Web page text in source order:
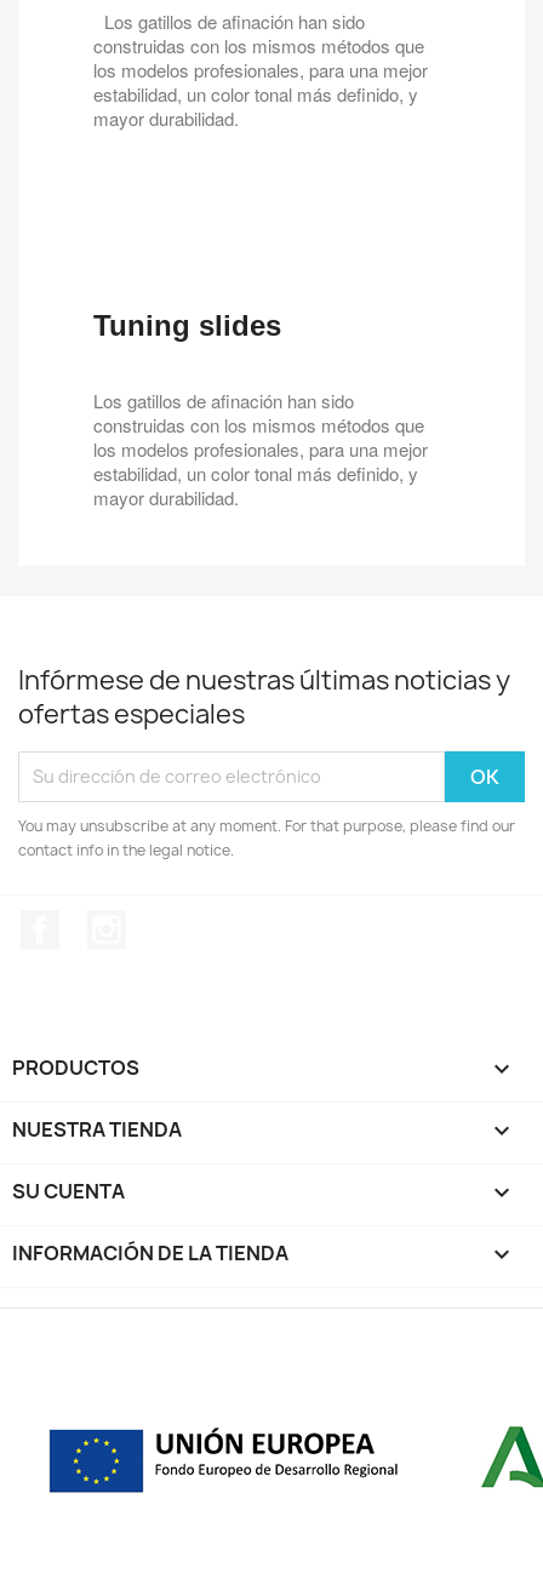
Los gatillos de afinación han sido
construidas con los mismos métodos que
los modelos profesionales, para una mejor
estabilidad, un color tonal más definido, y
mayor durabilidad.
Tuning slides
Los gatillos de afinación han sido
construidas con los mismos métodos que
los modelos profesionales, para una mejor
estabilidad, un color tonal más definido, y
mayor durabilidad.
Infórmese de nuestras últimas noticias y
ofertas especiales
You may unsubscribe at any moment. For that purpose, please find our
contact info in the legal notice.
PRODUCTOS 
NUESTRA TIENDA 
SU CUENTA 
INFORMACIÓN DE LA TIENDA keyboard_arrow_down